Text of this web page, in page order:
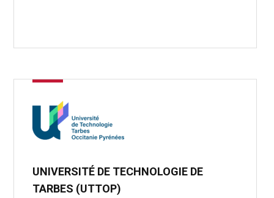
UNIVERSITÉ DE TECHNOLOGIE DE
TARBES (UTTOP)